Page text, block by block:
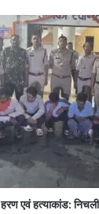
हरण एवं हत्याकांड: